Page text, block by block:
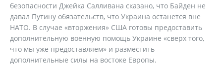
безопасности Джейка Салливана сказано, что Байден не
давал Путину обязательств, что Украина останется вне
НАТО. В случае «вторжения» США готовы предоставить
дополнительную военную помощь Украине «сверх того,
что мы уже предоставляем» и разместить
дополнительные силы на востоке Европы.